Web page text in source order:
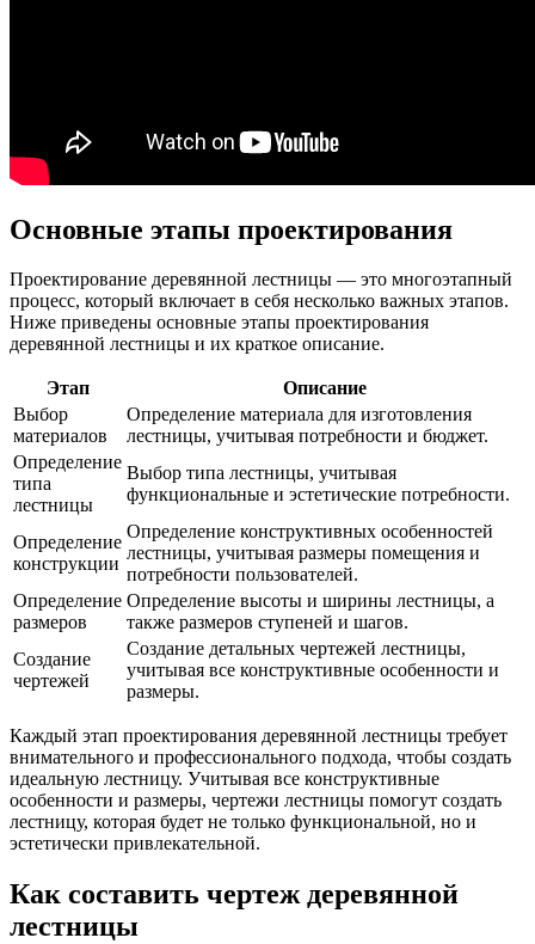
Основные этапы проектирования
Проектирование деревянной лестницы — это многоэтапный
процесс, который включает в себя несколько важных этапов.
Ниже приведены основные этапы проектирования
деревянной лестницы и их краткое описание.
Этап
Описание
Выбор
материалов
Определение материала для изготовления
лестницы, учитывая потребности и бюджет.
Определение
типа
лестницы
Выбор типа лестницы, учитывая
функциональные и эстетические потребности.
Определение
конструкции
Определение конструктивных особенностей
лестницы, учитывая размеры помещения и
потребности пользователей.
Определение
размеров
Определение высоты и ширины лестницы, а
также размеров ступеней и шагов.
Создание
чертежей
Создание детальных чертежей лестницы,
учитывая все конструктивные особенности и
размеры.
Каждый этап проектирования деревянной лестницы требует
внимательного и профессионального подхода, чтобы создать
идеальную лестницу. Учитывая все конструктивные
особенности и размеры, чертежи лестницы помогут создать
лестницу, которая будет не только функциональной, но и
эстетически привлекательной.
Как составить чертеж деревянной
лестницы